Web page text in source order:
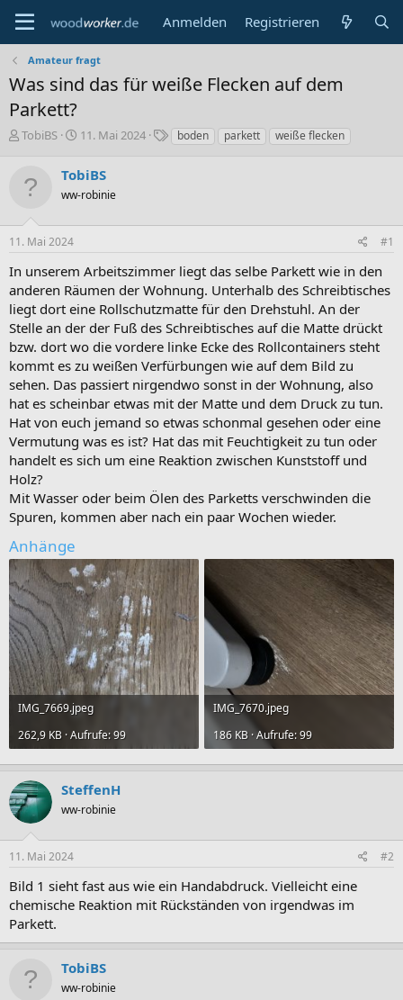
Anmelden Registrieren
Amateur fragt
Was sind das für weiße Flecken auf dem
Parkett?
E
t
l
e
TobiBS
E
s
t
e
l
m
11. Mai 2024
S
w
t
e
boden parkett weiße flecken
TobiBS
ww-robinie
11. Mai 2024 #1
In unserem Arbeitszimmer liegt das selbe Parkett wie in den
anderen Räumen der Wohnung. Unterhalb des Schreibtisches
liegt dort eine Rollschutzmatte für den Drehstuhl. An der
Stelle an der der Fuß des Schreibtisches auf die Matte drückt
bzw. dort wo die vordere linke Ecke des Rollcontainers steht
kommt es zu weißen Verfürbungen wie auf dem Bild zu
sehen. Das passiert nirgendwo sonst in der Wohnung, also
hat es scheinbar etwas mit der Matte und dem Druck zu tun.
Hat von euch jemand so etwas schonmal gesehen oder eine
Vermutung was es ist? Hat das mit Feuchtigkeit zu tun oder
handelt es sich um eine Reaktion zwischen Kunststoff und
Holz?
Mit Wasser oder beim Ölen des Parketts verschwinden die
Spuren, kommen aber nach ein paar Wochen wieder.
Anhänge
IMG_7669.jpeg
262,9 KB · Aufrufe: 99
IMG_7670.jpeg
186 KB · Aufrufe: 99
SteffenH
ww-robinie
11. Mai 2024 #2
Bild 1 sieht fast aus wie ein Handabdruck. Vielleicht eine
chemische Reaktion mit Rückständen von irgendwas im
Parkett.
TobiBS
ww-robinie